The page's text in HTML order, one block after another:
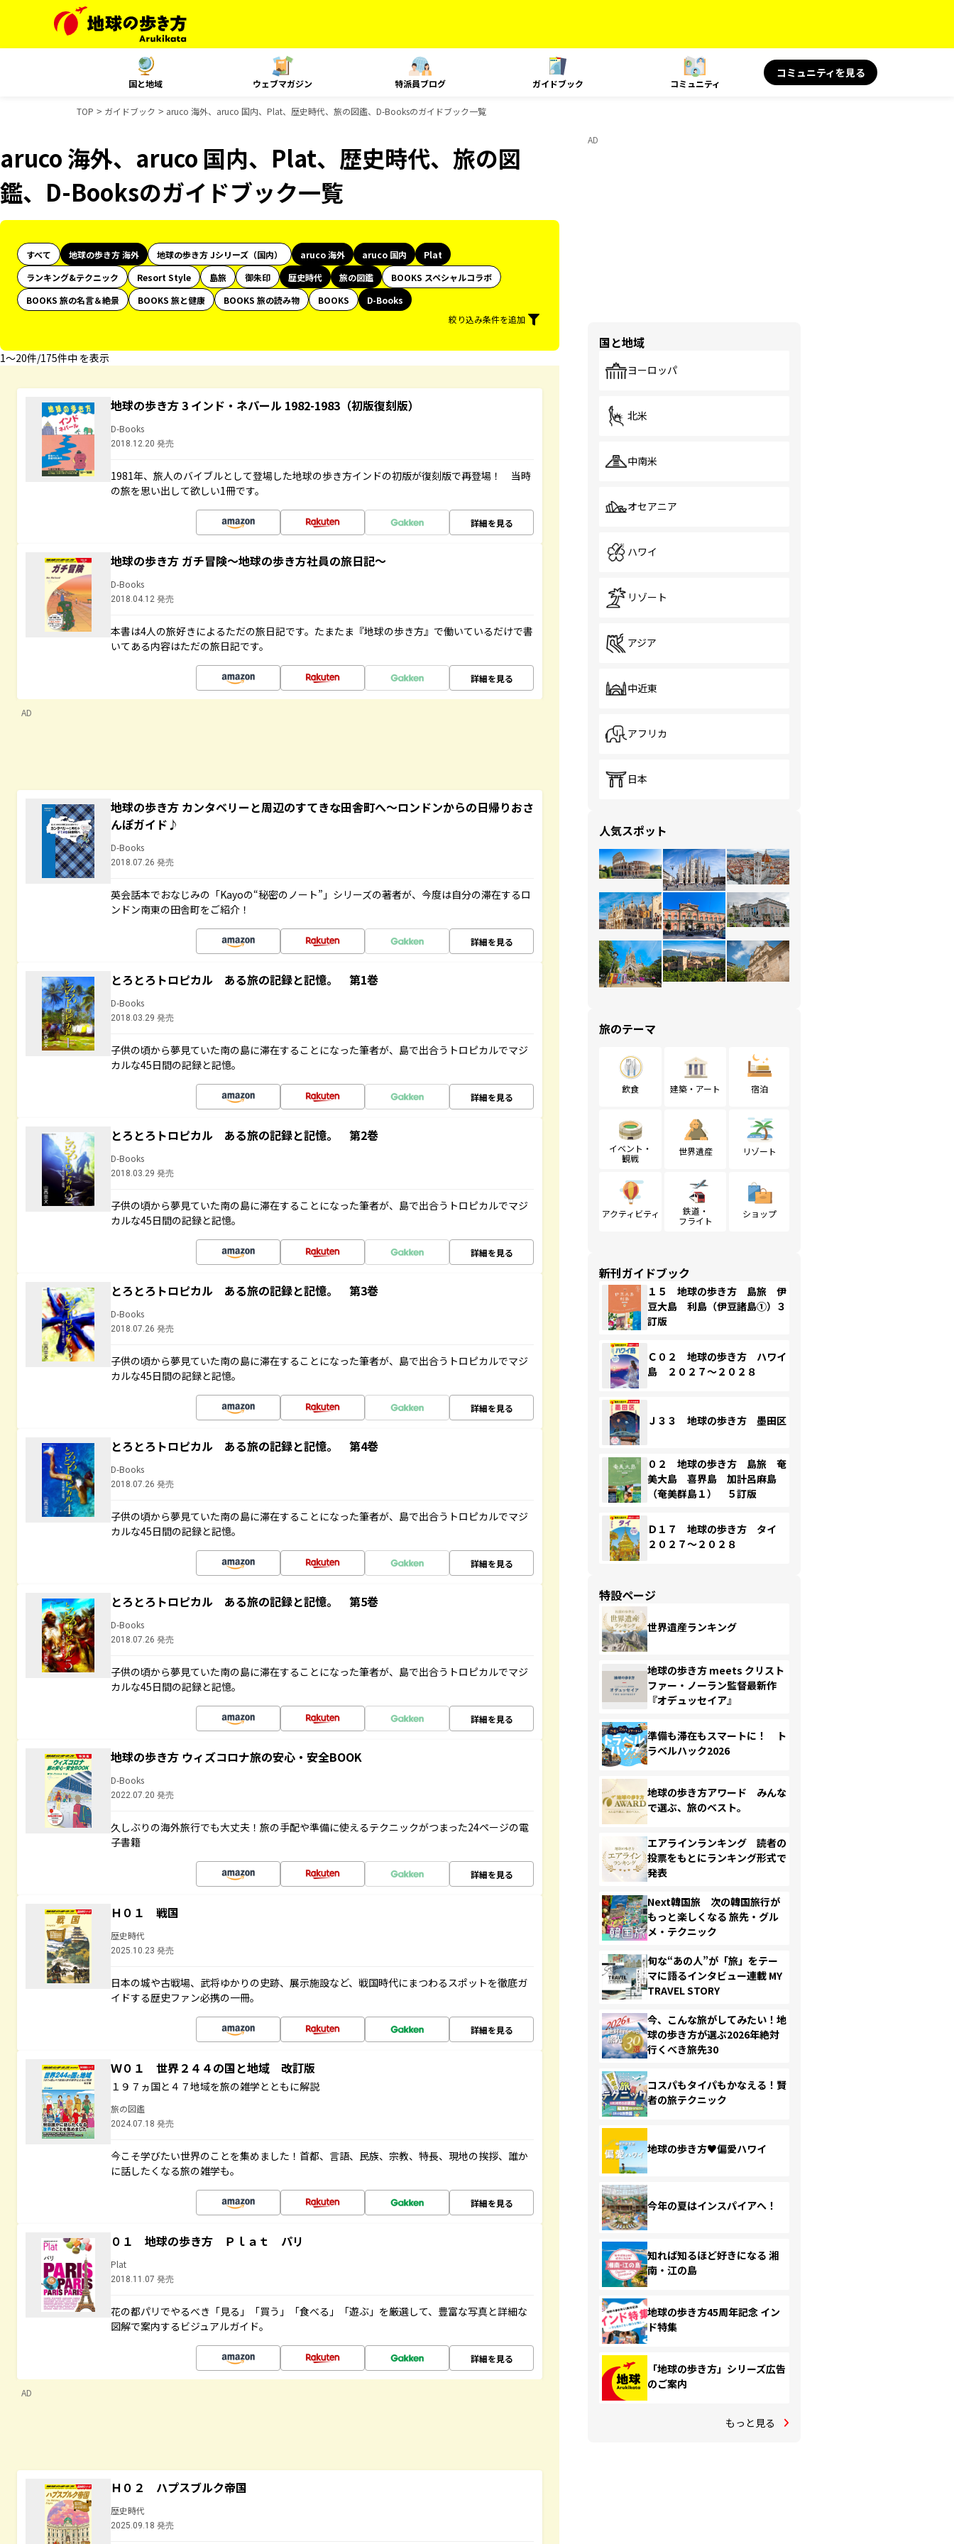
国と地域 ウェブマガジン 特派員ブログ ガイドブック コミュニティ
コミュニティを見る
TOP ガイドブック aruco 海外、aruco 国内、Plat、歴史時代、旅の図鑑、D-Booksのガイドブック一覧
aruco 海外、aruco 国内、Plat、歴史時代、旅の図
鑑、D-Booksのガイドブック一覧
すべて 地球の歩き方 海外 地球の歩き方 Jシリーズ（国内） aruco 海外 aruco 国内
Plat
ランキング&テクニック
Resort Style 島旅 御朱印 歴史時代 旅の図鑑
BOOKS スペシャルコラボ
BOOKS 旅の名言＆絶景
BOOKS 旅と健康 BOOKS 旅の読み物 BOOKS
D-Books
絞り込み条件を追加
1〜20件/175件中 を表示
地球の歩き方 3 インド・ネパール 1982-1983（初版復刻版）
D-Books
2018.12.20 発売
1981年、旅人のバイブルとして登場した地球の歩き方インドの初版が復刻版で再登場！ 当時
の旅を思い出して欲しい1冊です。
詳細を見る
地球の歩き方 ガチ冒険～地球の歩き方社員の旅日記～
D-Books
2018.04.12 発売
本書は4人の旅好きによるただの旅日記です。たまたま『地球の歩き方』で働いているだけで書
いてある内容はただの旅日記です。
詳細を見る
AD
地球の歩き方 カンタベリーと周辺のすてきな田舎町へ～ロンドンからの日帰りおさ
んぽガイド♪
D-Books
2018.07.26 発売
英会話本でおなじみの「Kayoの“秘密のノート”」シリーズの著者が、今度は自分の滞在するロ
ンドン南東の田舎町をご紹介！
詳細を見る
とろとろトロピカル ある旅の記録と記憶。 第1巻
D-Books
2018.03.29 発売
子供の頃から夢見ていた南の島に滞在することになった筆者が、島で出合うトロピカルでマジ
カルな45日間の記録と記憶。
詳細を見る
とろとろトロピカル ある旅の記録と記憶。 第2巻
D-Books
2018.03.29 発売
子供の頃から夢見ていた南の島に滞在することになった筆者が、島で出合うトロピカルでマジ
カルな45日間の記録と記憶。
詳細を見る
とろとろトロピカル ある旅の記録と記憶。 第3巻
D-Books
2018.07.26 発売
子供の頃から夢見ていた南の島に滞在することになった筆者が、島で出合うトロピカルでマジ
カルな45日間の記録と記憶。
詳細を見る
とろとろトロピカル ある旅の記録と記憶。 第4巻
D-Books
2018.07.26 発売
子供の頃から夢見ていた南の島に滞在することになった筆者が、島で出合うトロピカルでマジ
カルな45日間の記録と記憶。
詳細を見る
とろとろトロピカル ある旅の記録と記憶。 第5巻
D-Books
2018.07.26 発売
子供の頃から夢見ていた南の島に滞在することになった筆者が、島で出合うトロピカルでマジ
カルな45日間の記録と記憶。
詳細を見る
地球の歩き方 ウィズコロナ旅の安心・安全BOOK
D-Books
2022.07.20 発売
久しぶりの海外旅行でも大丈夫！旅の手配や準備に使えるテクニックがつまった24ページの電
子書籍
詳細を見る
Ｈ０１ 戦国
歴史時代
2025.10.23 発売
日本の城や古戦場、武将ゆかりの史跡、展示施設など、戦国時代にまつわるスポットを徹底ガ
イドする歴史ファン必携の一冊。
詳細を見る
Ｗ０１ 世界２４４の国と地域 改訂版
１９７ヵ国と４７地域を旅の雑学とともに解説
旅の図鑑
2024.07.18 発売
今こそ学びたい世界のことを集めました！首都、言語、民族、宗教、特長、現地の挨拶、誰か
に話したくなる旅の雑学も。
詳細を見る
０１ 地球の歩き方 Ｐｌａｔ パリ
Plat
2018.11.07 発売
花の都パリでやるべき「見る」「買う」「食べる」「遊ぶ」を厳選して、豊富な写真と詳細な
図解で案内するビジュアルガイド。
詳細を見る
AD
Ｈ０２ ハプスブルク帝国
歴史時代
2025.09.18 発売
AD
国と地域
ヨーロッパ
北米
中南米
オセアニア
ハワイ
リゾート
アジア
中近東
アフリカ
日本
人気スポット
旅のテーマ
飲食 建築・アート 宿泊
イベント・
観戦
世界遺産 リゾート
アクティビティ
鉄道・
フライト
ショップ
新刊ガイドブック
１５ 地球の歩き方 島旅 伊
豆大島 利島（伊豆諸島①）３
訂版
Ｃ０２ 地球の歩き方 ハワイ
島 ２０２７～２０２８
Ｊ３３ 地球の歩き方 墨田区
０２ 地球の歩き方 島旅 奄
美大島 喜界島 加計呂麻島
（奄美群島１） ５訂版
Ｄ１７ 地球の歩き方 タイ
２０２７～２０２８
特設ページ
世界遺産ランキング
地球の歩き方 meets クリスト
ファー・ノーラン監督最新作
『オデュッセイア』
準備も滞在もスマートに！ ト
ラベルハック2026
地球の歩き方アワード みんな
で選ぶ、旅のベスト。
エアラインランキング 読者の
投票をもとにランキング形式で
発表
Next韓国旅 次の韓国旅行が
もっと楽しくなる 旅先・グル
メ・テクニック
旬な“あの人”が「旅」をテー
マに語るインタビュー連載 MY
TRAVEL STORY
今、こんな旅がしてみたい！地
球の歩き方が選ぶ2026年絶対
行くべき旅先30
コスパもタイパもかなえる！賢
者の旅テクニック
地球の歩き方♥偏愛ハワイ
今年の夏はインスパイアへ！
知れば知るほど好きになる 湘
南・江の島
地球の歩き方45周年記念 イン
ド特集
「地球の歩き方」シリーズ広告
のご案内
もっと見る